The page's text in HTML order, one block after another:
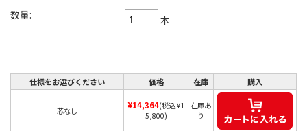
数量: 本
仕様をお選びください 価格 在庫 購入
芯なし
¥14,364(税込 ¥1
5,800)
在庫あ
り